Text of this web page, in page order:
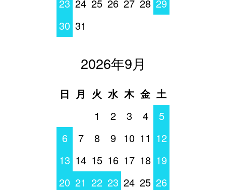
23 24 25 26 27 28 29
30 31
2026年9月
日 月 火 水 木 金 土
1
2 3 4
5
6
7 8 9 10 11 12
13 14 15 16 17 18 19
20 21 22 23 24 25 26